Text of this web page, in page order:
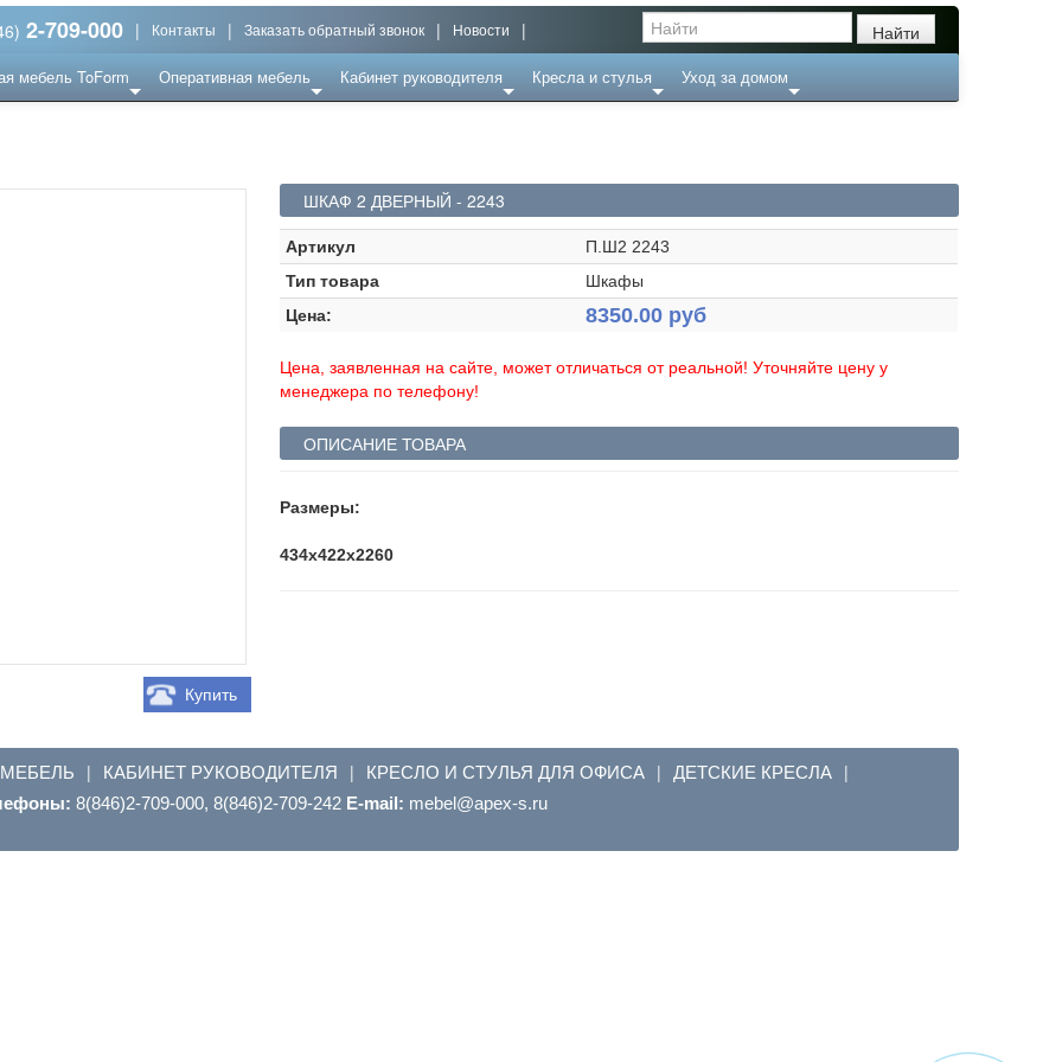
2-709-000 | Контакты | Заказать обратный звонок | Новости |
мебель ToForm Оперативная мебель Кабинет руководителя Кресла и стулья Уход за домом
Купить
ШКАФ 2 ДВЕРНЫЙ - 2243
Артикул
П.Ш2 2243
Тип товара
Шкафы
Цена:
8350.00 руб
Цена, заявленная на сайте, может отличаться от реальной! Уточняйте цену у
менеджера по телефону!
ОПИСАНИЕ ТОВАРА
Размеры:
434x422x2260
| КАБИНЕТ РУКОВОДИТЕЛЯ | КРЕСЛО И СТУЛЬЯ ДЛЯ ОФИСА | ДЕТСКИЕ КРЕСЛА |
8(846)2-709-000, 8(846)2-709-242 E-mail: ur.s-xepa@lebem